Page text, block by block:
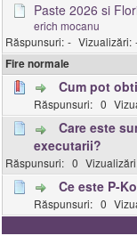
Paste 2026 si
erich mocanu
-
Fire normale
Cum pot
0
Care este
executarii?
0
Ce este P-
0